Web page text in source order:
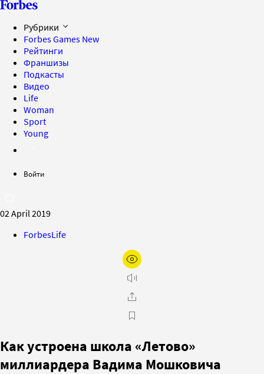
Рубрики
Forbes Games New
Рейтинги
Франшизы
Подкасты
Видео
Life
Woman
Sport
Young
Войти
02 April 2019
ForbesLife
Как устроена школа «Летово»
миллиардера Вадима Мошковича